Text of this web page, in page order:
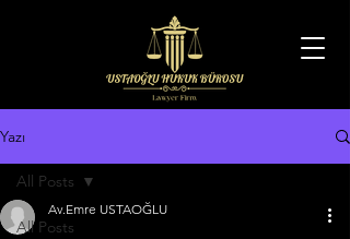
Yazı
All Posts
All Posts
Av.Emre USTAOĞLU